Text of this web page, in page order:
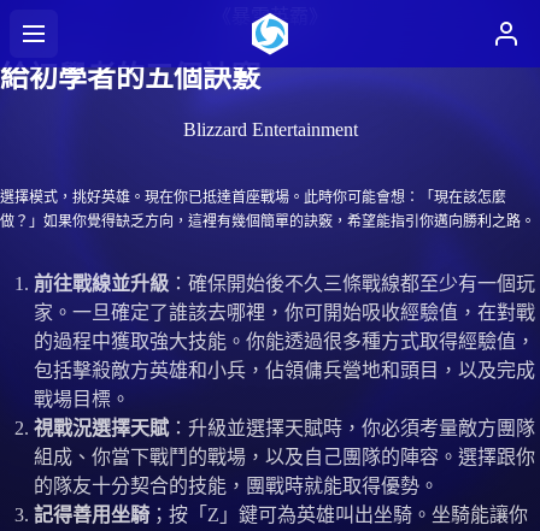
《暴雪英霸》
給初學者的五個訣竅
Blizzard Entertainment
選擇模式，挑好英雄。現在你已抵達首座戰場。此時你可能會想：「現在該怎麼
做？」如果你覺得缺乏方向，這裡有幾個簡單的訣竅，希望能指引你邁向勝利之路。
前往戰線並升級 ：確保開始後不久三條戰線都至少有一個玩
家。一旦確定了誰該去哪裡，你可開始吸收經驗值，在對戰
的過程中獲取強大技能。你能透過很多種方式取得經驗值，
包括擊殺敵方英雄和小兵，佔領傭兵營地和頭目，以及完成
戰場目標。
視戰況選擇天賦：升級並選擇天賦時，你必須考量敵方團隊
組成、你當下戰鬥的戰場，以及自己團隊的陣容。選擇跟你
的隊友十分契合的技能，團戰時就能取得優勢。
記得善用坐騎 ；按「Z」鍵可為英雄叫出坐騎。坐騎能讓你